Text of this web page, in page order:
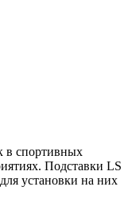
в спортивных
Подставки LS
установки на них